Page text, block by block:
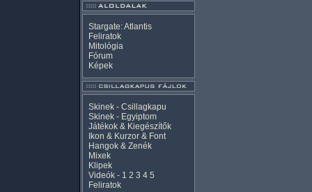
Stargate: Atlantis
Feliratok
Mitológia
Fórum
Képek
Skinek - Csillagkapu
Skinek - Egyiptom
Játékok & Kiegészítők
Ikon & Kurzor & Font
Hangok & Zenék
Mixek
Klipek
Videók - 1 2 3 4 5
Feliratok